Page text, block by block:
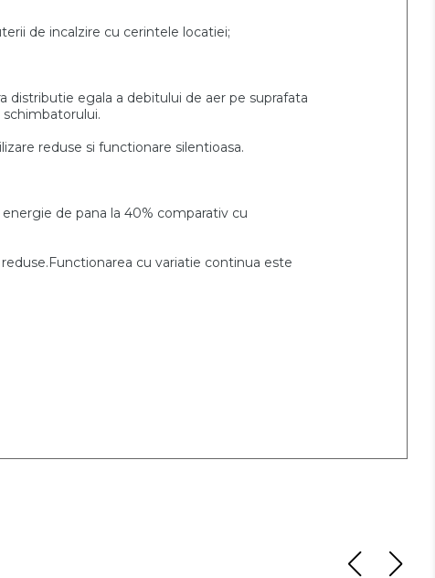
de incalzire cu cerintele locatiei;
distributie egala a debitului de aer pe suprafata
schimbatorului.
reduse si functionare silentioasa.
de pana la 40% comparativ cu
cu variatie continua este